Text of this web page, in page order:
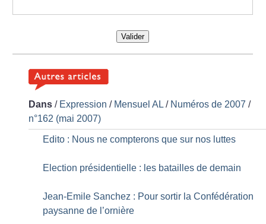
Valider
Dans / Expression / Mensuel AL / Numéros de 2007 /
n°162 (mai 2007)
Edito : Nous ne compterons que sur nos luttes
Election présidentielle : les batailles de demain
Jean-Emile Sanchez : Pour sortir la Confédération
paysanne de l’ornière